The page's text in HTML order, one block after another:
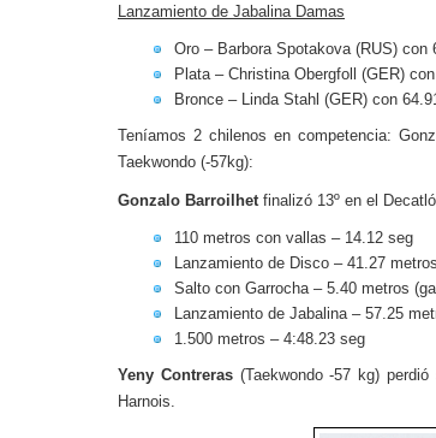
Lanzamiento de Jabalina Damas
Oro – Barbora Spotakova (RUS) con
Plata – Christina Obergfoll (GER)
Bronce – Linda Stahl (GER) con
Teníamos 2 chilenos en competencia:
Taekwondo (-57kg):
Gonzalo Barroilhetfinalizó 13º en el
110 metros con vallas – 14.12 seg
Lanzamiento de Disco – 41.27 metros
Salto con Garrocha – 5.40 metros
Lanzamiento de Jabalina – 57.25
1.500 metros – 4:48.23 seg
Yeny Contreras(Taekwondo -57 kg) perdió
Harnois.